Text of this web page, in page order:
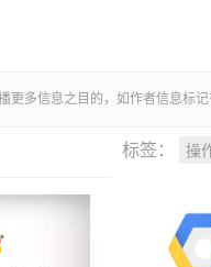
多信息之目的，如作者信息标
标签： 操